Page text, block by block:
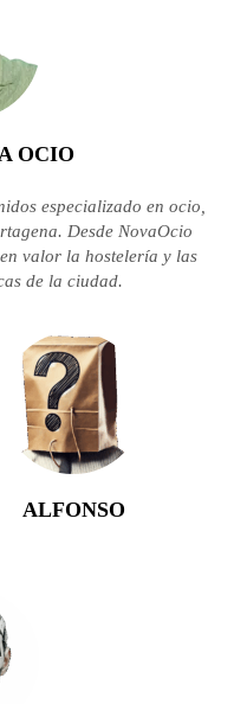
OCIO
especializado en ocio,
Desde NovaOcio
valor la hostelería y las
de la ciudad.
ALFONSO